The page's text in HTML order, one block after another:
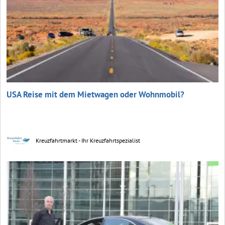
USA Reise mit dem Mietwagen oder Wohnmobil?
Kreuzfahrtmarkt - Ihr Kreuzfahrtspezialist